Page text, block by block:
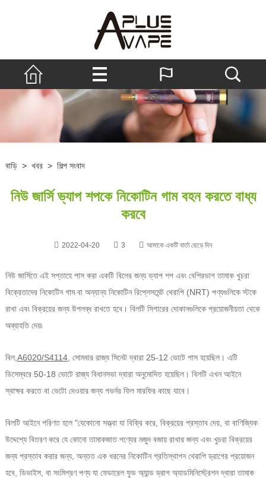
বাড়ি > খবর > শিল্প সংবাদ
নিউ জার্সি ভ্যাপ শপকে নিকোটিন গাম বহন করতে বাধ্য
করবে
2022-04-20 3 আমাকে একটি বার্তা ছেড়ে দিন
নিউ জার্সিতে এই সপ্তাহে পাস করা একটি বিলের জন্য ভ্যাপ শপ এবং বেশিরভাগ তামাক খুচরা
বিক্রেতাদের নিকোটিন গাম বা অন্যান্য নিকোটিন রিপ্লেসমেন্ট থেরাপি (NRT) পণ্যগুলিকে স্টকে
রাখা এবং বিক্রয়ের জন্য উপলব্ধ রাখতে হবে। বিলটি সিগারের দোকানগুলিকে প্রয়োজনীয়তা থেকে
অব্যাহতি দেয়৷
বিল, A6020/S4114, সোমবার রাজ্য সিনেট দ্বারা 25-12 ভোটে পাস হয়েছিল। এটি
ডিসেম্বরে 50-18 ভোটে রাজ্য বিধানসভা দ্বারা অনুমোদিত হয়েছিল। বিলটি এখন আইনে
স্বাক্ষর করতে বা ভেটো দেওয়ার জন্য গভর্নর ফিল মারফির কাছে যাবে।
বিলটি আইনে পরিণত হলে "যেকোনো সত্ত্বা যা বিক্রি করে, বিক্রয়ের প্রস্তাব দেয়, বা বাণিজ্যিক
উদ্দেশ্যে বিতরণ করে যে কোনো তামাকজাত পণ্যের মজুদ বজায় রাখার জন্য এবং খুচরা বিক্রয়ের
জন্য প্রস্তাব করার জন্য, অন্তত এক ধরনের নিকোটিন প্রতিস্থাপন থেরাপি ড্রাগের প্রয়োজন
হবে, ডিভাইস, বা সংমিশ্রণ পণ্য যা ফেডারেল ফুড অ্যান্ড ড্রাগ অ্যাডমিনিস্ট্রেশন দ্বারা তামাক